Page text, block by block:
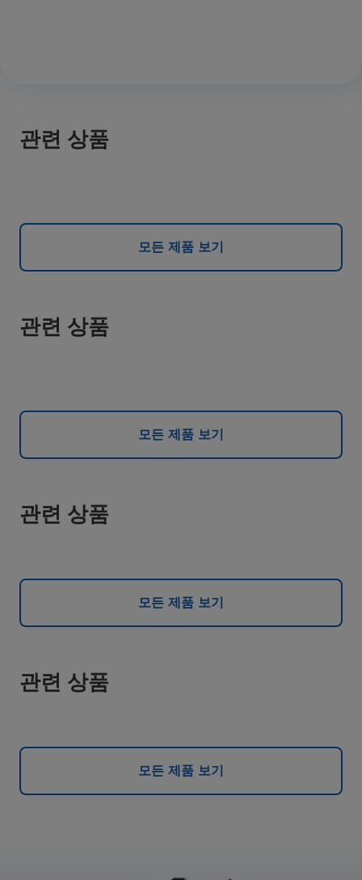
관련 상품
모든 제품 보기
관련 상품
모든 제품 보기
관련 상품
모든 제품 보기
관련 상품
모든 제품 보기